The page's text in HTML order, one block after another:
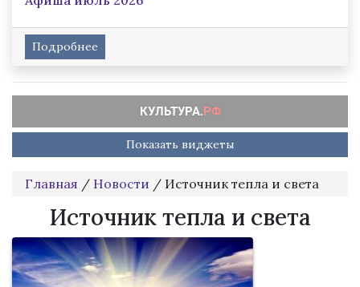
Подробнее
Показать виджеты
Главная / Новости / Источник тепла и света
Источник тепла и света